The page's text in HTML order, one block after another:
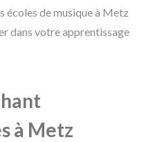
écoles de musique à Metz
dans votre apprentissage
à Metz